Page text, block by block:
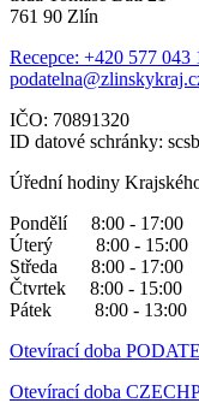
761 90 Zlín
Recepce: +420 577 043
IČO: 70891320
ID datové schránky:
Úřední hodiny
Pondělí 8:00 - 17:00
Úterý 8:00 - 15:00
Středa 8:00 - 17:00
Čtvrtek 8:00 - 15:00
Pátek 8:00 - 13:00
Otevírací doba
Otevírací doba